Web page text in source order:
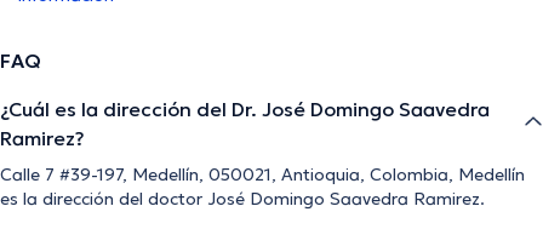
FAQ
¿Cuál es la dirección del Dr. José Domingo Saavedra
Ramirez?
Calle 7 #39-197, Medellín, 050021, Antioquia, Colombia, Medellín
es la dirección del doctor José Domingo Saavedra Ramirez.